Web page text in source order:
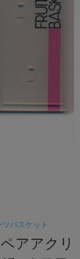
ツバスケット
アアクリ